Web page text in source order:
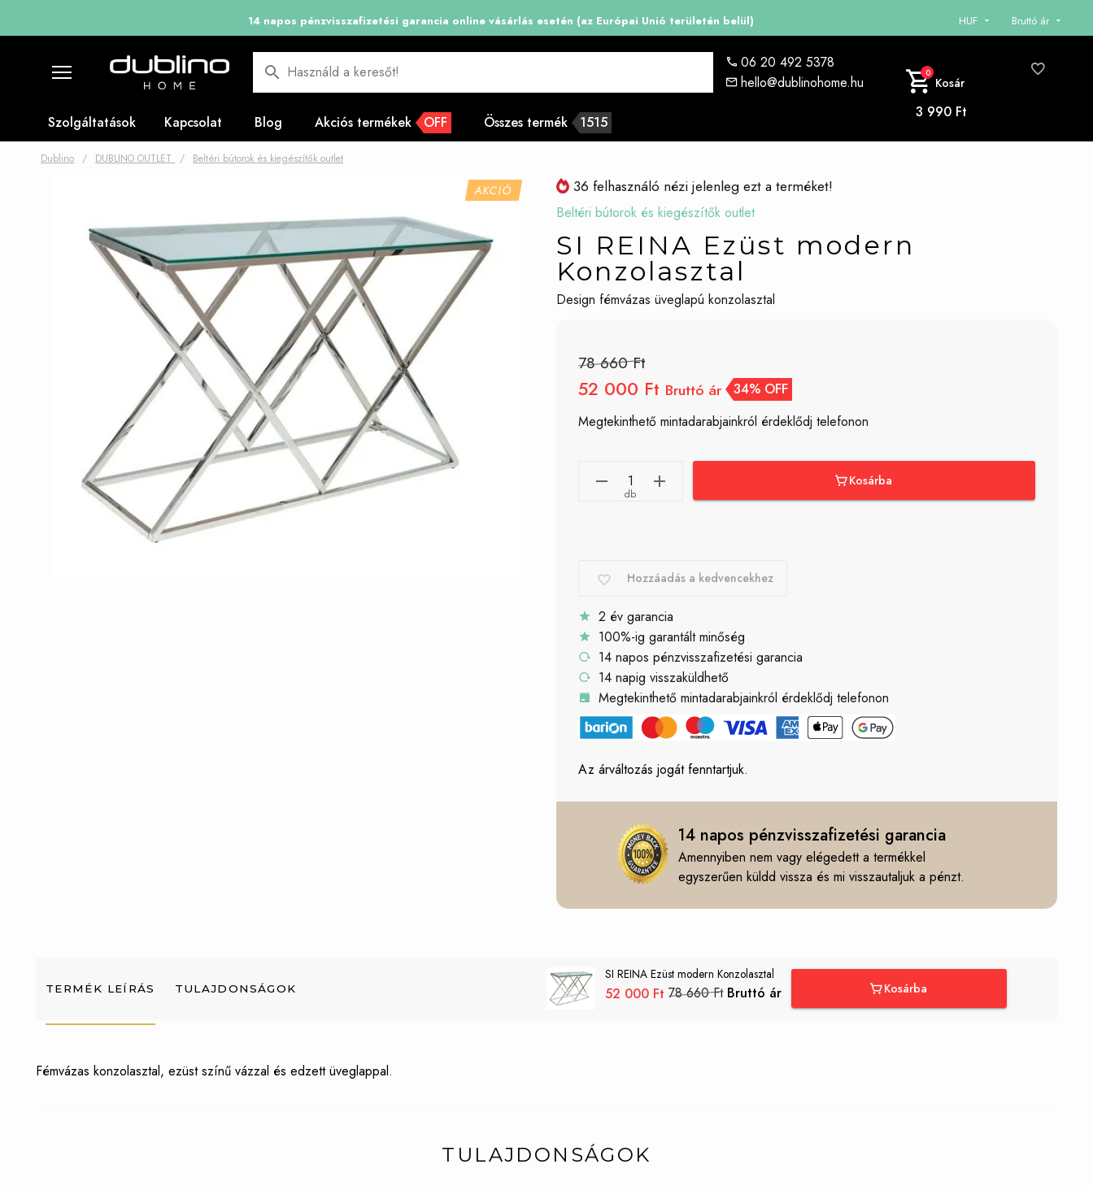
14 napos pénzvisszafizetési garancia online vásárlás esetén (az Európai Unió területén belül) HUF Bruttó ár
Használd a keresőt!
06 20 492 5378
hello@dublinohome.hu
Szolgáltatások Kapcsolat Blog Akciós termékek OFF Összes termék 1515
0
Kosár
3 990 Ft
Dublino / DUBLINO OUTLET / Beltéri bútorok és kiegészítők outlet
AKCIÓ 36 felhasználó nézi jelenleg ezt a terméket!
Beltéri bútorok és kiegészítők outlet
SI REINA Ezüst modern
Konzolasztal
Design fémvázas üveglapú konzolasztal
78 660 Ft
52 000 Ft Bruttó ár
34% OFF
Megtekinthető mintadarabjainkról érdeklődj telefonon
db
Kosárba
Hozzáadás a kedvencekhez
2 év garancia
100%-ig garantált minőség
14 napos pénzvisszafizetési garancia
14 napig visszaküldhető
Megtekinthető mintadarabjainkról érdeklődj telefonon
Az árváltozás jogát fenntartjuk.
14 napos pénzvisszafizetési garancia
Amennyiben nem vagy elégedett a termékkel
egyszerűen küldd vissza és mi visszautaljuk a pénzt.
TERMÉK LEÍRÁS TULAJDONSÁGOK
SI REINA Ezüst modern Konzolasztal
52 000 Ft 78 660 Ft Bruttó ár Kosárba
Fémvázas konzolasztal, ezüst színű vázzal és edzett üveglappal.
TULAJDONSÁGOK